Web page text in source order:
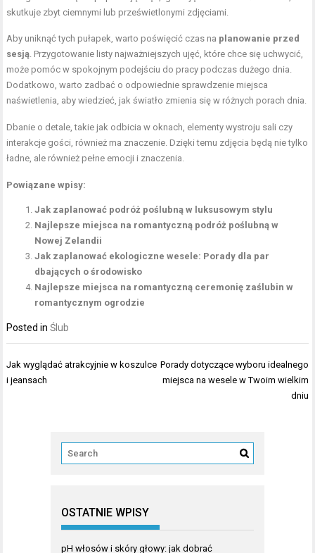
skutkuje zbyt ciemnymi lub prześwietlonymi zdjęciami.
Aby uniknąć tych pułapek, warto poświęcić czas na planowanie przed
sesją . Przygotowanie listy najważniejszych ujęć, które chce się uchwycić,
może pomóc w spokojnym podejściu do pracy podczas dużego dnia.
Dodatkowo, warto zadbać o odpowiednie sprawdzenie miejsca
naświetlenia, aby wiedzieć, jak światło zmienia się w różnych porach dnia.
Dbanie o detale, takie jak odbicia w oknach, elementy wystroju sali czy
interakcje gości, również ma znaczenie. Dzięki temu zdjęcia będą nie tylko
ładne, ale również pełne emocji i znaczenia.
Powiązane wpisy:
Jak zaplanować podróż poślubną w luksusowym stylu
Najlepsze miejsca na romantyczną podróż poślubną w
Nowej Zelandii
Jak zaplanować ekologiczne wesele: Porady dla par
dbających o środowisko
Najlepsze miejsca na romantyczną ceremonię zaślubin w
romantycznym ogrodzie
Posted inŚlub
Nawigacja
wpisu
Jak wyglądać atrakcyjnie w koszulce
i jeansach
Porady dotyczące wyboru idealnego
miejsca na wesele w Twoim wielkim
dniu
OSTATNIE WPISY
pH włosów i skóry głowy: jak dobrać